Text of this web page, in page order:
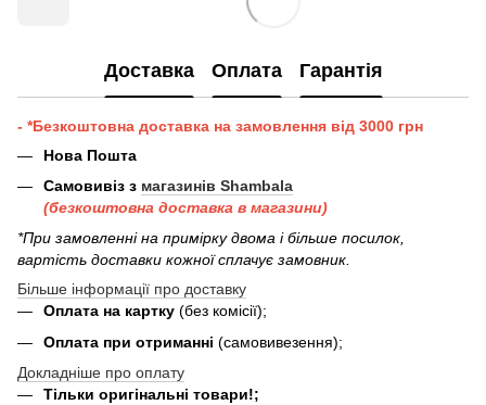
Доставка Оплата Гарантія
- *Безкоштовна доставка на замовлення від 3000 грн
Нова Пошта
Самовивіз з магазинів Shambala
(безкоштовна доставка в магазини)
*При замовленні на примірку двома і більше посилок,
вартість доставки кожної сплачує замовник.
Більше інформації про доставку
Оплата на картку (без комісії);
Оплата при отриманні (самовивезення);
Докладніше про оплату
Тільки оригінальні товари!;